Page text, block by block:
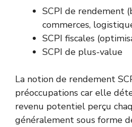
SCPI de rendement
commerces,
SCPI fiscales
SCPI de plus-value
La notion de rendement
préoccupations car elle
revenu potentiel perçu
généralement sous forme